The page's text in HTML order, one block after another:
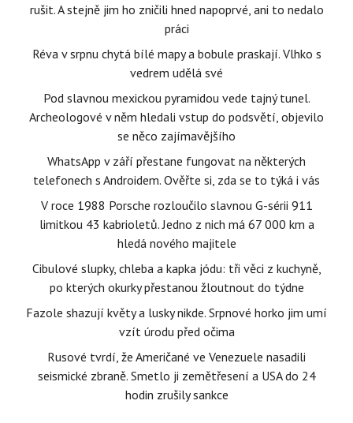
rušit. A stejně jim ho zničili hned napoprvé, ani to nedalo
práci
Réva v srpnu chytá bílé mapy a bobule praskají. Vlhko s
vedrem udělá své
Pod slavnou mexickou pyramidou vede tajný tunel.
Archeologové v něm hledali vstup do podsvětí, objevilo
se něco zajímavějšího
WhatsApp v září přestane fungovat na některých
telefonech s Androidem. Ověřte si, zda se to týká i vás
V roce 1988 Porsche rozloučilo slavnou G-sérii 911
limitkou 43 kabrioletů. Jedno z nich má 67 000 km a
hledá nového majitele
Cibulové slupky, chleba a kapka jódu: tři věci z kuchyně,
po kterých okurky přestanou žloutnout do týdne
Fazole shazují květy a lusky nikde. Srpnové horko jim umí
vzít úrodu před očima
Rusové tvrdí, že Američané ve Venezuele nasadili
seismické zbraně. Smetlo ji zemětřesení a USA do 24
hodin zrušily sankce